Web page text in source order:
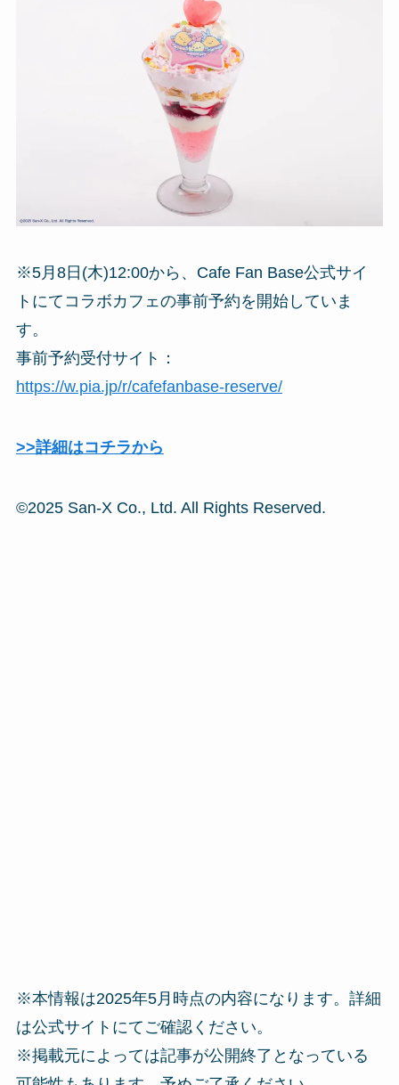
※5月8日(木)12:00から、Cafe Fan Base公式サイ
トにてコラボカフェの事前予約を開始していま
す。
事前予約受付サイト：
https://w.pia.jp/r/cafefanbase-reserve/
>>詳細はコチラから
©2025 San-X Co., Ltd. All Rights Reserved.
※本情報は2025年5月時点の内容になります。詳細
は公式サイトにてご確認ください。
※掲載元によっては記事が公開終了となっている